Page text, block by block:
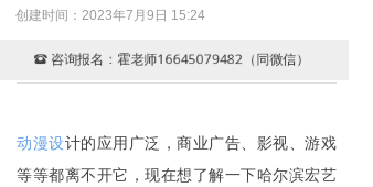
创建时间： 2023年7月9日 15:24
动漫设计的应用广泛，商业广告、影视、游戏
等等都离不开它，现在想了解一下哈尔滨宏艺
뀰 咨询报名：霍老师16645079482（同微信）